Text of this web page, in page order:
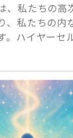
、私たちの高
、私たちの内
。ハイヤーセ